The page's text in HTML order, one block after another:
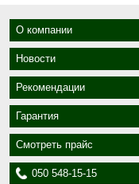
О компании
Новости
Рекомендации
Гарантия
Смотреть прайс
050 548-15-15